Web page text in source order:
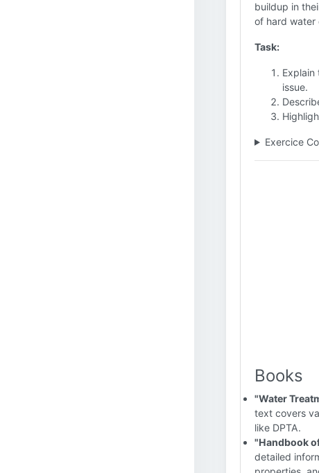
buildup in
of hard water
Task:
Explain
issue.
Exercice
Books
"Water
text covers
like DPTA.
"Handbook
detailed